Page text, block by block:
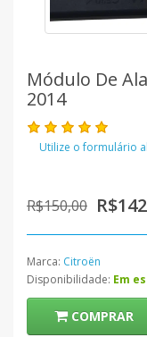
Módulo De
2014
Utilize o formulário
R$150,00
Marca: Citroën
Disponibilidade: Em
COMPRAR